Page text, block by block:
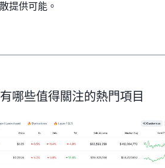
提供可能。
哪些值得關注的熱門項目